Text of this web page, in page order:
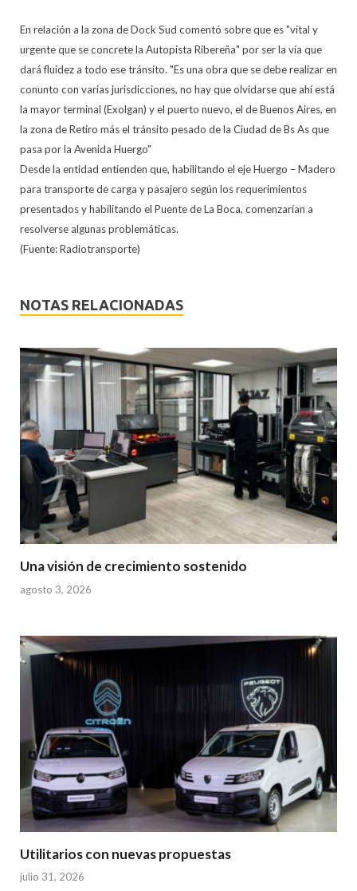
En relación a la zona de Dock Sud comentó sobre que es "vital y
urgente que se concrete la Autopista Ribereña" por ser la vía que
dará fluidez a todo ese tránsito. "Es una obra que se debe realizar en
conunto con varias jurisdicciones, no hay que olvidarse que ahí está
la mayor terminal (Exolgan) y el puerto nuevo, el de Buenos Aires, en
la zona de Retiro más el tránsito pesado de la Ciudad de Bs As que
pasa por la Avenida Huergo"
Desde la entidad entienden que, habilitando el eje Huergo – Madero
para transporte de carga y pasajero según los requerimientos
presentados y habilitando el Puente de La Boca, comenzarían a
resolverse algunas problemáticas.
(Fuente: Radiotransporte)
NOTAS RELACIONADAS
Una visión de crecimiento sostenido
agosto 3, 2026
Utilitarios con nuevas propuestas
julio 31, 2026